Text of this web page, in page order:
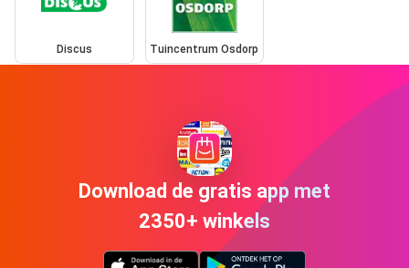
Discus Tuincentrum Osdorp
Download de gratis app met
2350+ winkels